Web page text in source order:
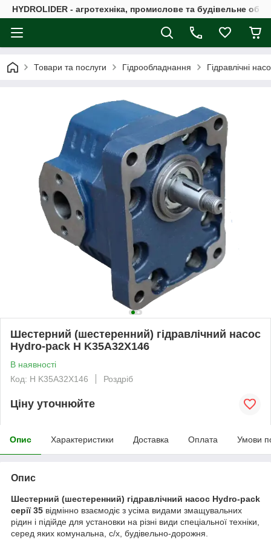
HYDROLIDER - агротехніка, промислове та будівельне
Товари та послуги Гідрообладнання Гідравлічні
Шестерний (шестеренний) гідравлічний насос
Hydro-pack H K35A32X146
В наявності
Код: H K35A32X146
Роздріб
Ціну уточнюйте
Опис Характеристики Доставка Оплата Умови
Опис
Шестерний (шестеренний) гідравлічний насос Hydro-pack
серії 35 відмінно взаємодіє з усіма видами змащувальних
рідин і підійде для установки на різні види спеціальної техніки,
серед яких комунальна, с/х, будівельно-дорожня.